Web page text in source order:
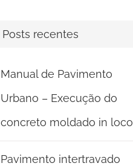
Posts recentes
Manual de Pavimento
Urbano – Execução do
concreto moldado in loco
Pavimento intertravado